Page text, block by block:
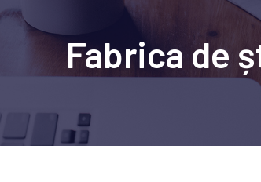
Fabrica de